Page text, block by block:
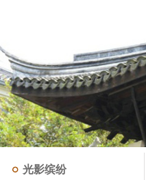
光影缤纷